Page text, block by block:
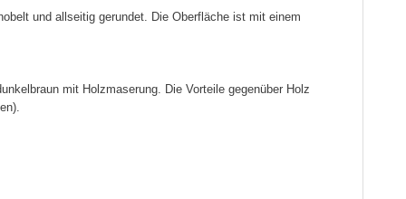
und allseitig gerundet. Die Oberfläche ist mit einem
mit Holzmaserung. Die Vorteile gegenüber Holz